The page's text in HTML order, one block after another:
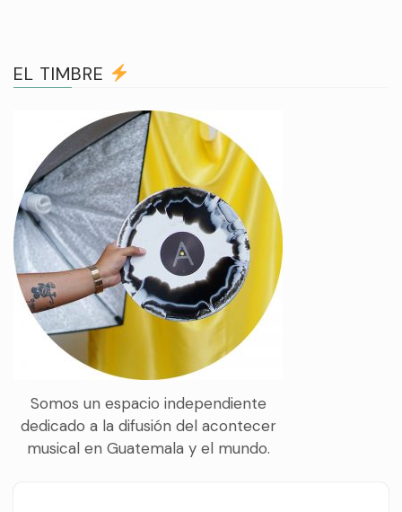
EL TIMBRE
Somos un espacio independiente
dedicado a la difusión del acontecer
musical en Guatemala y el mundo.